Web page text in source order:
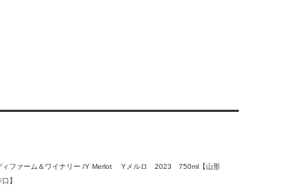
ィファーム＆ワイナリー /Y Merlot Yメルロ 2023 750ml【山形
】